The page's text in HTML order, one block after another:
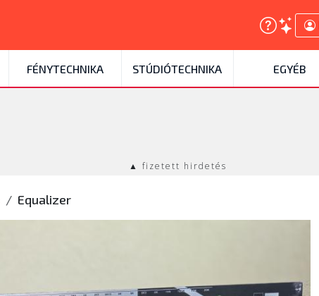
FÉNYTECHNIKA STÚDIÓTECHNIKA EGYÉB
▲ fizetett hirdetés
Equalizer